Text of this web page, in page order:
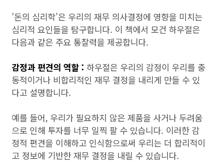
'돈의 심리학’은 우리의 재무 의사결정에 영향을 미치는
심리적 요인들을 탐구합니다. 이 책에서 모건 하우절은
다음과 같은 주요 통찰력을 제공합니다.
감정과 편견의 역할 : 하우절은 우리의 감정이 우리를 충
동적이거나 비합리적인 재무 결정을 내리게 만들 수 있
다고 설명합니다.
예를 들어, 우리가 필요하지 않은 제품을 사거나 두려움
으로 인해 투자를 너무 일찍 팔 수 있습니다. 이러한 감
정적 편견을 이해하고 인식함으로써 우리는 더 합리적이
고 정보에 기반한 재무 결정을 내릴 수 있습니다.